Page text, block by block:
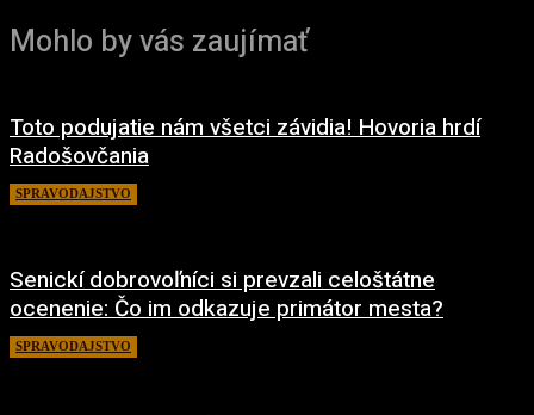
Mohlo by vás zaujímať
Toto podujatie nám všetci závidia! Hovoria hrdí
Radošovčania
SPRAVODAJSTVO
Senickí dobrovoľníci si prevzali celoštátne
ocenenie: Čo im odkazuje primátor mesta?
SPRAVODAJSTVO